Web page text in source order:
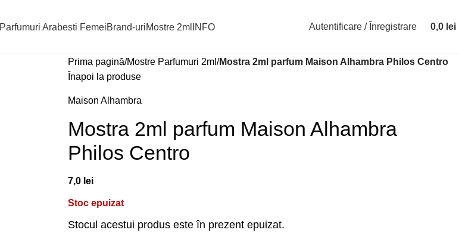
Parfumuri Arabesti FemeiBrand-uriMostre 2ml INFO Autentificare / Înregistrare 0,0 lei
Prima pagină Mostre Parfumuri 2ml Mostra 2ml parfum Maison Alhambra Philos Centro
Înapoi la produse
Maison Alhambra
Mostra 2ml parfum Maison Alhambra
Philos Centro
7,0 lei
Stoc epuizat
Stocul acestui produs este în prezent epuizat.